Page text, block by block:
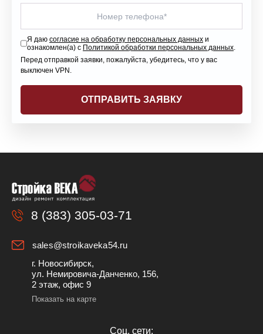
Я даю согласие на обработку персональных данныхи
ознакомлен(а) с Политикой обработки персональных данных.
Перед отправкой заявки, пожалуйста, убедитесь, что у вас
выключен VPN.
8 (383) 305-03-71
sales@stroikaveka54.ru
г. Новосибирск,
ул. Немировича-Данченко, 156,
2 этаж, офис 9
Показать на карте
Cоц. сети: